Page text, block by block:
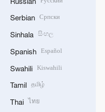
Serbian Српски
Sinhala සිංහල
Spanish Español
Swahili Kiswahili
Tamil தமிழ்
Thai ไทย